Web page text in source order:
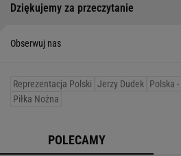
Dziękujemy za przeczytanie
Obserwuj nas
Reprezentacja Polski Jerzy Dudek Polska
Piłka Nożna
POLECAMY